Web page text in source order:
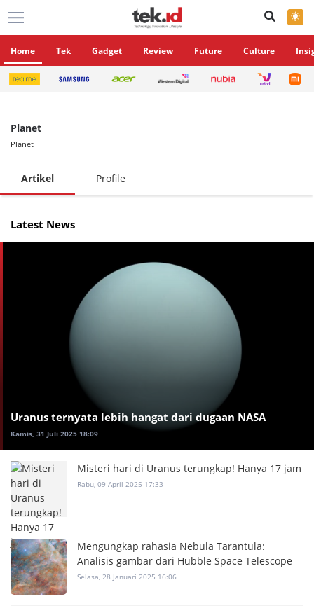
×
Home Tek Gadget Review Future Culture
Planet
Planet
Artikel Profile
Latest News
Uranus ternyata lebih hangat dari dugaan NASA
Kamis, 31 Juli 2025 18:09
Misteri hari di Uranus terungkap! Hanya 17 jam
Rabu, 09 April 2025 17:33
Mengungkap rahasia Nebula Tarantula:
Analisis gambar dari Hubble Space Telescope
Selasa, 28 Januari 2025 16:06